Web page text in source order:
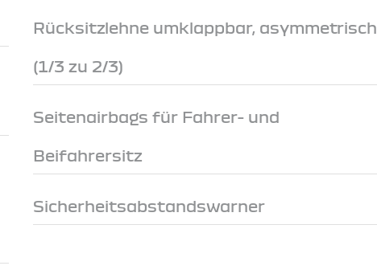
Rücksitzlehne umklappbar, asymmetrisch
(1/3 zu 2/3)
Seitenairbags für Fahrer- und
Beifahrersitz
Sicherheitsabstandswarner